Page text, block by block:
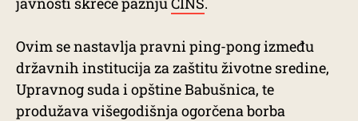
Ovim se nastavlja pravni ping-pong između
državnih institucija za zaštitu životne sredine,
Upravnog suda i opštine Babušnica, te
produžava višegodišnja ogorčena borba